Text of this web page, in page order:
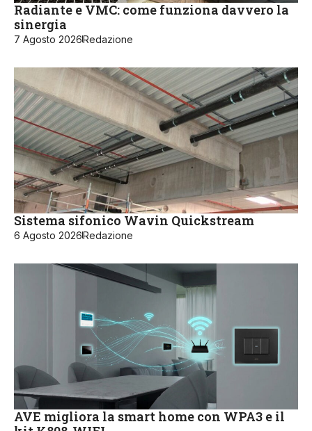
Radiante e VMC: come funziona davvero la
sinergia
7 Agosto 2026Redazione
Sistema sifonico Wavin Quickstream
6 Agosto 2026Redazione
AVE migliora la smart home con WPA3 e il